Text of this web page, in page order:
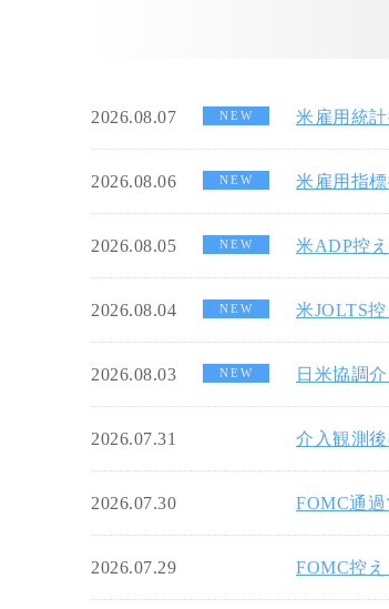
2026.08.07 NEW 米雇用統
2026.08.06 NEW 米雇用指
2026.08.05 NEW 米ADP控
2026.08.04 NEW 米JOLTS
2026.08.03 NEW 日米協調
2026.07.31 介入観測
2026.07.30 FOMC通
2026.07.29 FOMC控